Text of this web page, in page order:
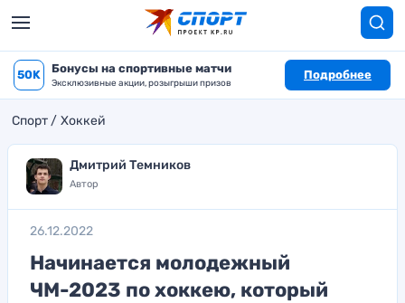
50K Бонусы на спортивные матчи
Эксклюзивные акции, розыгрыши призов
Подробнее
Спорт Хоккей
Дмитрий Темников
Автор
26.12.2022
Начинается молодежный
ЧМ-2023 по хоккею, который